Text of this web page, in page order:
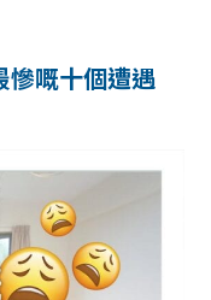
慘嘅十個遭遇